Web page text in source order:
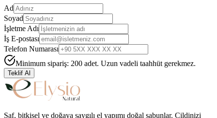
Ad
Soyad
İşletme Adı
İş E-postası
Telefon Numarası
Minimum sipariş: 200 adet. Uzun vadeli taahhüt gerekmez.
Teklif Al
Saf, bitkisel ve doğaya saygılı el yapımı doğal sabunlar. Cildinizi